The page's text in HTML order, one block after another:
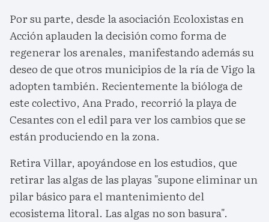
Por su parte, desde la asociación Ecoloxistas en
Acción aplauden la decisión como forma de
regenerar los arenales, manifestando además su
deseo de que otros municipios de la ría de Vigo la
adopten también. Recientemente la bióloga de
este colectivo, Ana Prado, recorrió la playa de
Cesantes con el edil para ver los cambios que se
están produciendo en la zona.
Retira Villar, apoyándose en los estudios, que
retirar las algas de las playas "supone eliminar un
pilar básico para el mantenimiento del
ecosistema litoral. Las algas no son basura".